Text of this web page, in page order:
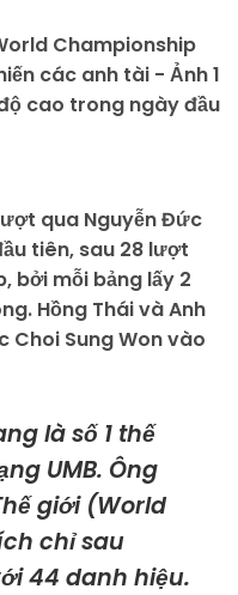
cao trong ngày đầu
qua Nguyễn Đức
tiên, sau 28 lượt
bởi mỗi bảng lấy 2
Hồng Thái và Anh
Choi Sung Won vào
là số 1 thế
UMB. Ông
giới (World
chỉ sau
44 danh hiệu.